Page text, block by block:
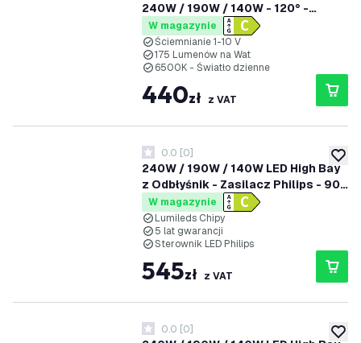
240W / 190W / 140W - 120° -
175lm/W - 6500K - IP65 -
Możliwość przyciemniania - 5 lat
gwarancji
W magazynie
Ściemnianie 1-10 V
175 Lumenów na Wat
6500K - Światło dzienne
440zł z VAT
dodaj
240W / 190W / 140W LED High Bay
z Odbłyśnik - Zasilacz Philips - 90°
- 175lm/W - 4000K - IP65 -
Możliwość przyciemniania - 5 lat
gwarancji
0 Gwiazdki oceny
0.0 [0]
W magazynie
Lumileds Chipy
5 lat gwarancji
Sterownik LED Philips
545zł z VAT
dodaj
0 Gwiazdki oceny
0.0 [0]